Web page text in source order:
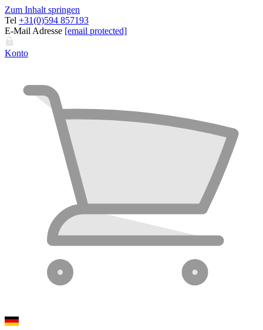
Zum Inhalt springen
Tel +31(0)594 857193
E-Mail Adresse [email protected]
Konto